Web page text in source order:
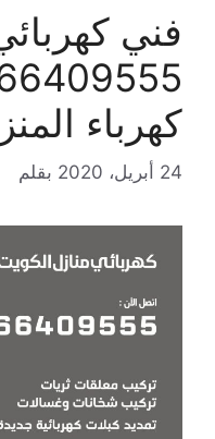
فني
كهرباء
24 أبريل، 2020 بقلم